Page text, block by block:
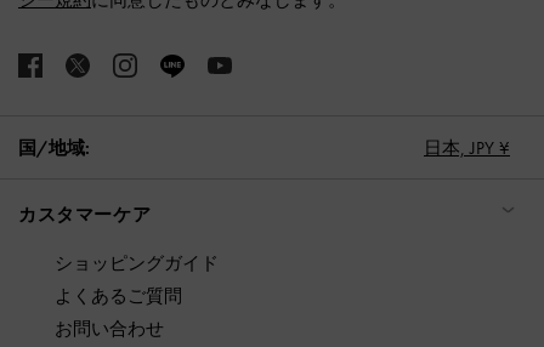
国/地域: 日本, JPY ¥
カスタマーケア
ショッピングガイド
よくあるご質問
お問い合わせ